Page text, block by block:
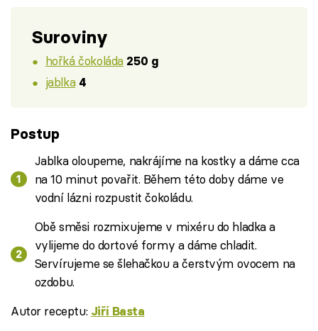
Suroviny
hořká čokoláda 250 g
jablka 4
Postup
Jablka oloupeme, nakrájíme na kostky a dáme cca
na 10 minut povařit. Během této doby dáme ve
vodní lázni rozpustit čokoládu.
Obě směsi rozmixujeme v mixéru do hladka a
vylijeme do dortové formy a dáme chladit.
Servírujeme se šlehačkou a čerstvým ovocem na
ozdobu.
Autor receptu: Jiří Basta